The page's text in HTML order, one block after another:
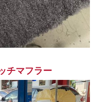
チマフラー